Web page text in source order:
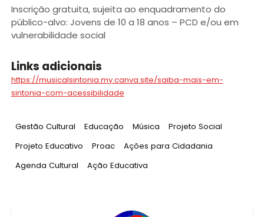
Inscrição gratuita, sujeita ao enquadramento do
público-alvo: Jovens de 10 a 18 anos – PCD e/ou em
vulnerabilidade social
Links adicionais
https://musicalsintonia.my.canva.site/saiba-mais-em-
sintonia-com-acessibilidade
Tag:
Gestão Cultural Tag:
Educação Tag:
Música Tag:
Projeto Social
Tag:
Projeto Educativo Tag:
Proac Tag:
Ações para Cidadania
Tag:
Agenda Cultural Tag:
Ação Educativa